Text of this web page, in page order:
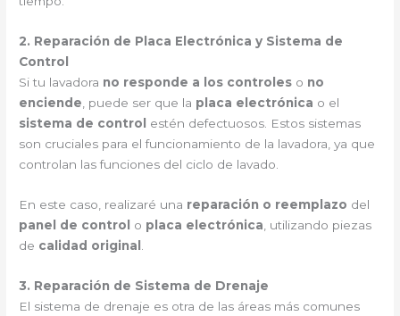
2. Reparación de Placa Electrónica y Sistema de
Control
Si tu lavadora no responde a los controles o no
enciende , puede ser que la placa electrónica o el
sistema de control
estén defectuosos. Estos sistemas
son cruciales para el funcionamiento de la lavadora, ya que
controlan las funciones del ciclo de lavado.
En este caso, realizaré una reparación o reemplazo del
panel de control
o placa electrónica , utilizando piezas
de calidad original
3. Reparación de Sistema de Drenaje
El sistema de drenaje es otra de las áreas más comunes